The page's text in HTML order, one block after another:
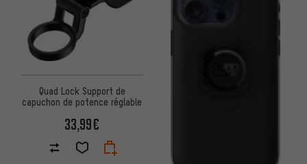
Quad Lock Support de
capuchon de potence réglable
33,99€